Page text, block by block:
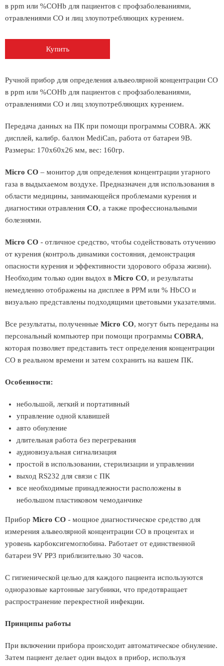
в ppm или %COHb для пациентов с профзаболеваниями,
отравлениями СО и лиц злоупотребляющих курением.
Купить
Ручной прибор для определения альвеолярной концентрации СО
в ppm или %COHb для пациентов с профзаболеваниями,
отравлениями СО и лиц злоупотребляющих курением.
Передача данных на ПК при помощи программы COBRA. ЖК
дисплей, калибр. баллон MediCan, работа от батареи 9В.
Размеры: 170х60х26 мм, вес: 160гр.
Micro CO – монитор для определения концентрации угарного
газа в выдыхаемом воздухе. Предназначен для использования в
области медицины, занимающейся проблемами курения и
диагностики отравления CO, а также профессиональными
болезнями.
Micro CO - отличное средство, чтобы содействовать отучению
от курения (контроль динамики состояния, демонстрация
опасности курения и эффективности здорового образа жизни).
Необходим только один выдох в Micro CO, и результаты
немедленно отображены на дисплее в PPM или % HbСО и
визуально представлены подходящими цветовыми указателями.
Все результаты, полученные Micro CO, могут быть переданы на
персональный компьютер при помощи программы COBRA,
которая позволяет представить тест определения концентрации
CO в реальном времени и затем сохранить на вашем ПК.
Особенности:
небольшой, легкий и портативный
управление одной клавишей
авто обнуление
длительная работа без перегревания
аудиовизуальная сигнализация
простой в использовании, стерилизации и управлении
выход RS232 для связи с ПК
все необходимые принадлежности расположены в
небольшом пластиковом чемоданчике
Прибор Micro CO - мощное диагностическое средство для
измерения альвеолярной концентрации СО в процентах и
уровень карбоксигемоглобина. Работает от единственной
батареи 9V PP3 приблизительно 30 часов.
С гигиенической целью для каждого пациента используются
одноразовые картонные загубники, что предотвращает
распространение перекрестной инфекции.
Принципы работы
При включении прибора происходит автоматическое обнуление.
Затем пациент делает один выдох в прибор, используя